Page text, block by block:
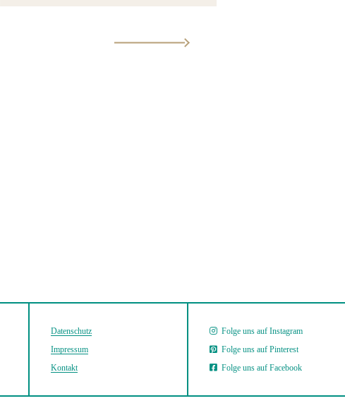
Datenschutz
Impressum
Kontakt
Folge uns auf Instagram
Folge uns auf Pinterest
Folge uns auf Facebook